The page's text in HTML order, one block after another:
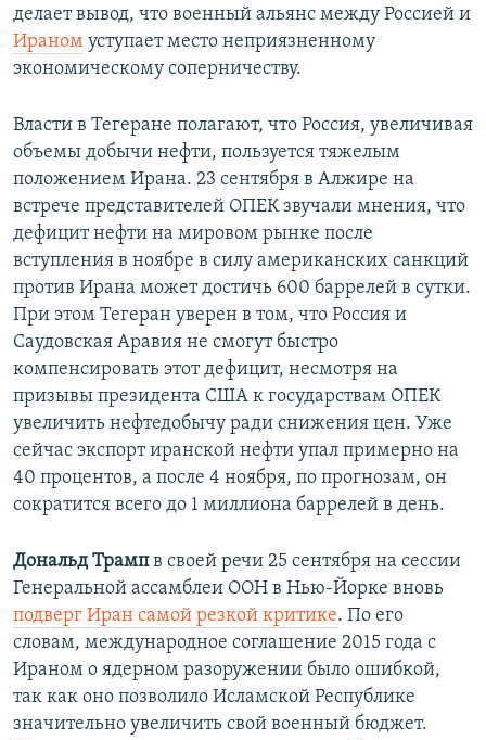
делает вывод, что военный альянс между Россией и
Ираном уступает место неприязненному
экономическому соперничеству.
Власти в Тегеране полагают, что Россия, увеличивая
объемы добычи нефти, пользуется тяжелым
положением Ирана. 23 сентября в Алжире на
встрече представителей ОПЕК звучали мнения, что
дефицит нефти на мировом рынке после
вступления в ноябре в силу американских санкций
против Ирана может достичь 600 баррелей в сутки.
При этом Тегеран уверен в том, что Россия и
Саудовская Аравия не смогут быстро
компенсировать этот дефицит, несмотря на
призывы президента США к государствам ОПЕК
увеличить нефтедобычу ради снижения цен. Уже
сейчас экспорт иранской нефти упал примерно на
40 процентов, а после 4 ноября, по прогнозам, он
сократится всего до 1 миллиона баррелей в день.
Дональд Трампв своей речи 25 сентября на сессии
Генеральной ассамблеи ООН в Нью-Йорке вновь
подверг Иран самой резкой критике. По его
словам, международное соглашение 2015 года с
Ираном о ядерном разоружении было ошибкой,
так как оно позволило Исламской Республике
значительно увеличить свой военный бюджет.